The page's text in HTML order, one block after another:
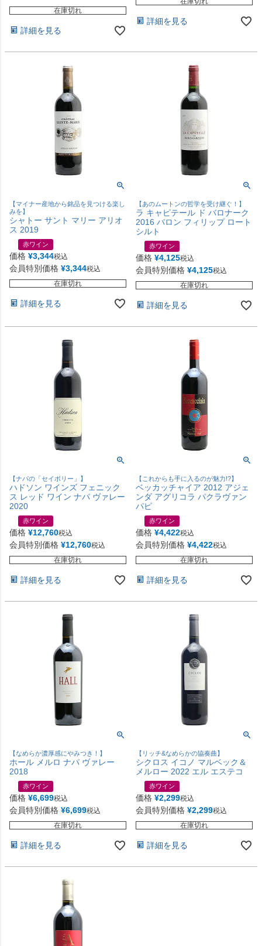
在庫切れ
詳細を見る
詳細を見る
【マイナー産地から銘品を見つける楽し
みを】
シャトー サント マリー アリオ
ス 2019
赤ワイン
価格 ¥3,344税込
会員特別価格 ¥3,344税込
在庫切れ
詳細を見る
【あのムートンの哲学を受け継ぐ！】
ラ キャピテール ド バロナーク
2016 バロン フィリップ ロート
シルト
赤ワイン
価格 ¥4,125税込
会員特別価格 ¥4,125税込
在庫切れ
詳細を見る
【ナパの「セイボリー」】
ハドソン ワインズ フェニック
ス レッド ワイン ナパ ヴァレー
2020
赤ワイン
価格 ¥12,760税込
会員特別価格 ¥12,760税込
在庫切れ
詳細を見る
【これからも手に入るのが魅力!?】
ベッカッチャイア 2012 アジェ
ンダ アグリコラ パクラヴァン
パピ
赤ワイン
価格 ¥4,422税込
会員特別価格 ¥4,422税込
在庫切れ
詳細を見る
【なめらか濃厚感にやみつき！】
ホール メルロ ナパ ヴァレー
2018
赤ワイン
価格 ¥6,699税込
会員特別価格 ¥6,699税込
在庫切れ
詳細を見る
【リッチ&なめらかの協奏曲】
シクロス イコノ マルベック＆
メルロー 2022 エル エステコ
赤ワイン
価格 ¥2,299税込
会員特別価格 ¥2,299税込
在庫切れ
詳細を見る